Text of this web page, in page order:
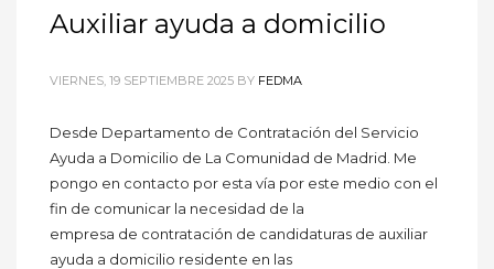
Auxiliar ayuda a domicilio
VIERNES, 19 SEPTIEMBRE 2025 BY FEDMA
Desde Departamento de Contratación del Servicio
Ayuda a Domicilio de La Comunidad de Madrid. Me
pongo en contacto por esta vía por este medio con el
fin de comunicar la necesidad de la
empresa de contratación de candidaturas de auxiliar
ayuda a domicilio residente en las